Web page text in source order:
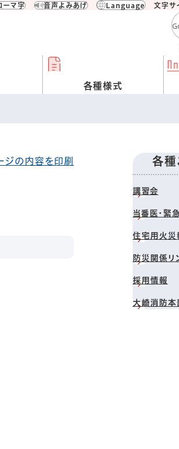
ーマ字 音声よみあげ Language 文字サ
各種様式
ジの内容を印刷 各種
講習会
当番医・緊
住宅用火災
防災関係リ
採用情報
大崎消防本